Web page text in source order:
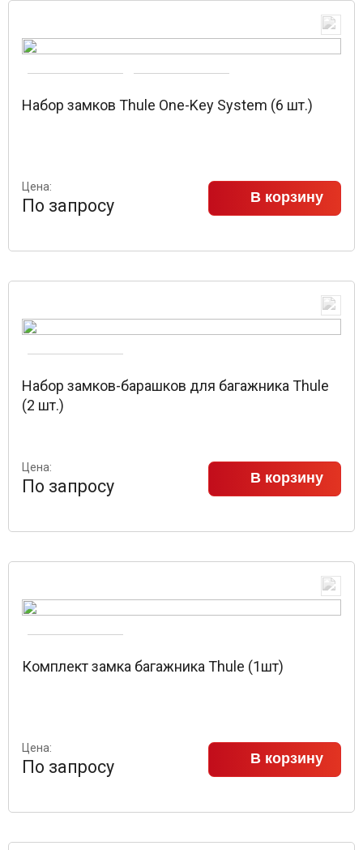
Набор замков Thule One-Key System (6 шт.)
Цена:
По запросу В корзину
Набор замков-барашков для багажника Thule
(2 шт.)
Цена:
По запросу В корзину
Комплект замка багажника Thule (1шт)
Цена:
По запросу В корзину